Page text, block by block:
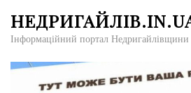
вмісту
Enter)
Інформаційний портал Недригайлівщини